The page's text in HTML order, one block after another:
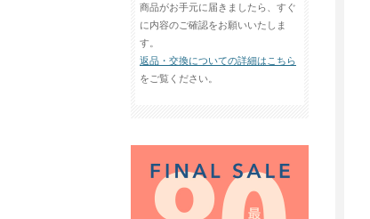
商品がお手元に届きましたら、すぐ
に内容のご確認をお願いいたしま
す。
返品・交換についての詳細はこちら
をご覧ください。